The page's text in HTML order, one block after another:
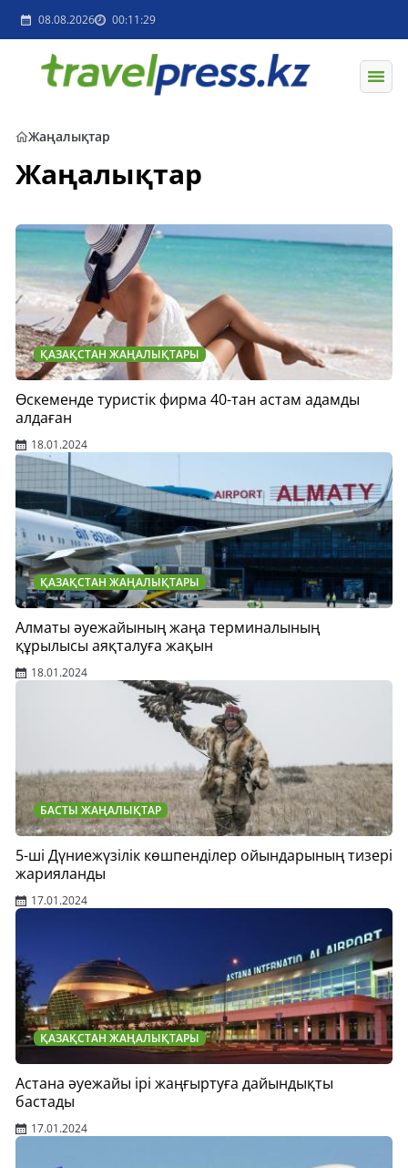
08.08.2026 00:11:29
Жаңалықтар
Жаңалықтар
ҚАЗАҚСТАН ЖАҢАЛЫҚТАРЫ
Өскеменде туристік фирма 40-тан астам адамды
алдаған
18.01.2024
ҚАЗАҚСТАН ЖАҢАЛЫҚТАРЫ
Алматы әуежайының жаңа терминалының
құрылысы аяқталуға жақын
18.01.2024
БАСТЫ ЖАҢАЛЫҚТАР
5-ші Дүниежүзілік көшпенділер ойындарының тизері
жарияланды
17.01.2024
ҚАЗАҚСТАН ЖАҢАЛЫҚТАРЫ
Астана әуежайы ірі жаңғыртуға дайындықты
бастады
17.01.2024